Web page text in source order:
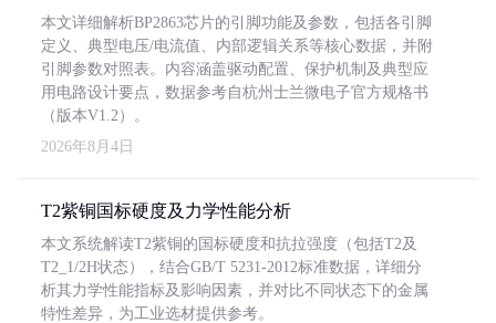
本文详细解析BP2863芯片的引脚功能及参数，包括各引脚
定义、典型电压/电流值、内部逻辑关系等核心数据，并附
引脚参数对照表。内容涵盖驱动配置、保护机制及典型应
用电路设计要点，数据参考自杭州士兰微电子官方规格书
（版本V1.2）。
2026年8月4日
T2紫铜国标硬度及力学性能分析
本文系统解读T2紫铜的国标硬度和抗拉强度（包括T2及
T2_1/2H状态），结合GB/T 5231-2012标准数据，详细分
析其力学性能指标及影响因素，并对比不同状态下的金属
特性差异，为工业选材提供参考。